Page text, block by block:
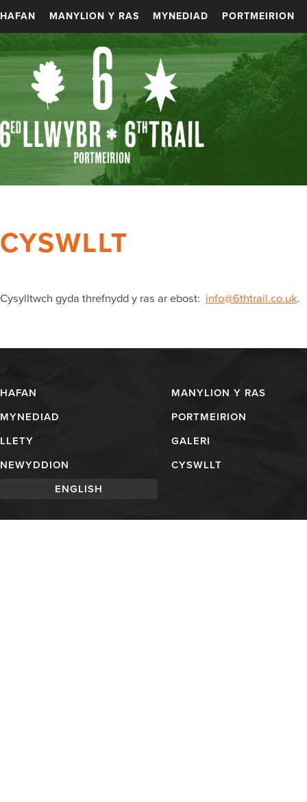
HAFAN MANYLION Y RAS MYNEDIAD PORTMEIRION
CYSWLLT
Cysylltwch gyda threfnydd y ras ar ebost: info@6thtrail.co.uk.
HAFAN
MANYLION Y RAS
MYNEDIAD
PORTMEIRION
LLETY
GALERI
NEWYDDION
CYSWLLT
ENGLISH